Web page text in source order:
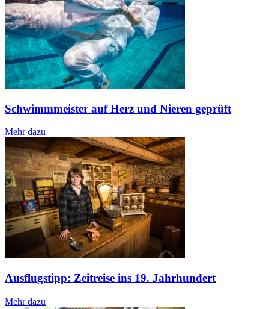
Schwimmmeister auf Herz und Nieren geprüft
Mehr dazu
Ausflugstipp: Zeitreise ins 19. Jahrhundert
Mehr dazu